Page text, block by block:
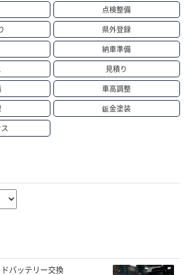
点検整備
県外登録
納車準備
見積り
車高調整
鈑金塗装
バッテリー交換